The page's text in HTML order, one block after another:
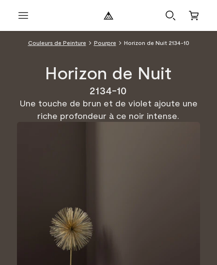
Couleurs de Peinture Pourpre Horizon de Nuit 2134-10
Horizon de Nuit
2134-10
Une touche de brun et de violet ajoute une
riche profondeur à ce noir intense.